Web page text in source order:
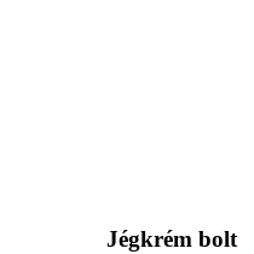
Jégkrém bolt